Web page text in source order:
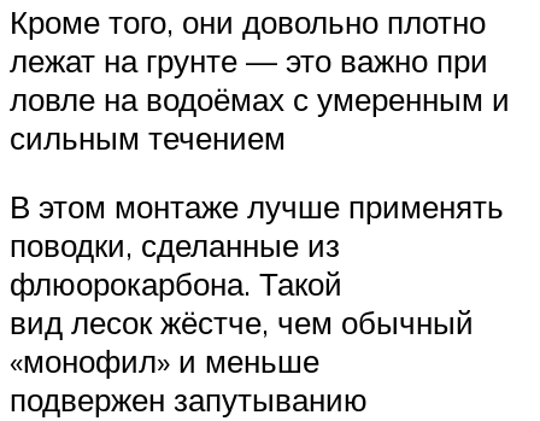
Кроме того, они довольно плотно
лежат на грунте — это важно при
ловле на водоёмах с умеренным и
сильным течением
В этом монтаже лучше применять
поводки, сделанные из
флюорокарбона. Такой
вид лесок жёстче, чем обычный
«монофил» и меньше
подвержен запутыванию